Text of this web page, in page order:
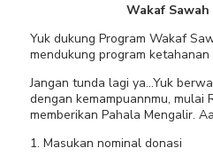
Wakaf
Yuk dukung Program Wakaf
mendukung program
Jangan tunda lagi ya…Yuk
dengan kemampuannmu, mulai
memberikan Pahala Mengalir.
1. Masukan nominal donasi